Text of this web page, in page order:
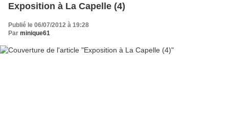
Exposition à La Capelle (4)
Publié le 06/07/2012 à 19:28
Par minique61